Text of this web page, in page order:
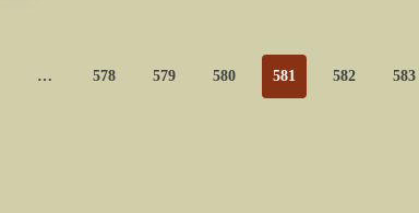
… 578 579 580 581 582 583